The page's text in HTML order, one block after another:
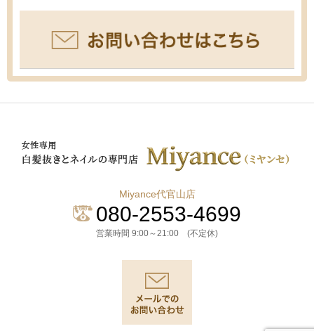
Miyance代官山店
080-2553-4699
営業時間 9:00～21:00 (不定休)